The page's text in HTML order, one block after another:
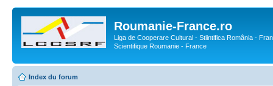
Roumanie-France.ro
Liga de Cooperare Cultural - Stiintifica România -
Scientifique Roumanie - France
Index du forum